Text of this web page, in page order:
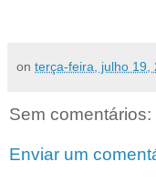
on terça-feira, julho 19,
Sem comentários:
Enviar um